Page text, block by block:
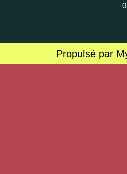
Propulsé par